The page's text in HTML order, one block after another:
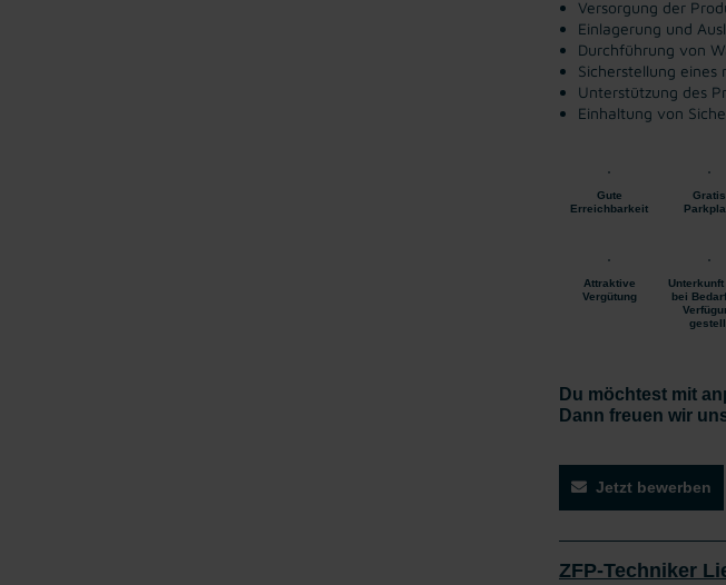
Versorgung der
Einlagerung und
Durchführung von
Sicherstellung eines
Unterstützung des
Einhaltung von
Gute
Erreichbarkeit
Gratis
Attraktive
Vergütung
bei
Du möchtest mit
Dann freuen wir
Jetzt bewerben
ZFP-Techniker